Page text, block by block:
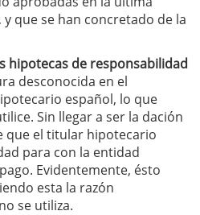
y que se han concretado de la
hipotecas de responsabilidad
desconocida en el
español, lo que
Sin llegar a ser la dación
que el titular hipotecario
para con la entidad
Evidentemente, ésto
esta la razón
se utiliza.